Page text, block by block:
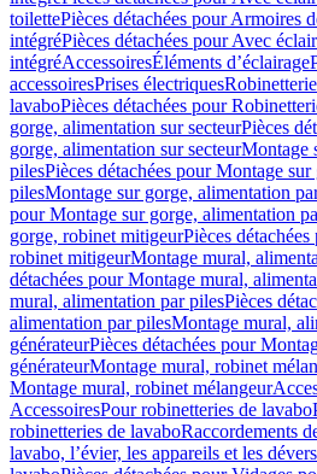
toilettePièces détachées pour Armoires
intégréPièces détachées pour Avec
intégréAccessoiresÉléments d’éclairage
accessoiresPrises électriques
lavaboPièces détachées pour
gorge, alimentation sur secteurPièces
gorge, alimentation sur secteurMontage
pilesPièces détachées pour Montage
pilesMontage sur gorge, alimentation
pour Montage sur gorge, alimentation
gorge, robinet mitigeurPièces
robinet mitigeurMontage mural,
détachées pour Montage mural,
mural, alimentation par pilesPièces
alimentation par pilesMontage mural,
générateurPièces détachées pour
générateurMontage mural, robinet
Montage mural, robinet mélangeur
AccessoiresPour robinetteries de lavabo
robinetteries de lavaboRaccordements
lavabo, l’évier, les appareils et les